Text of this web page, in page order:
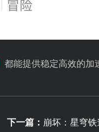
都能提供稳定高效的加
下一篇： 崩坏：星穹